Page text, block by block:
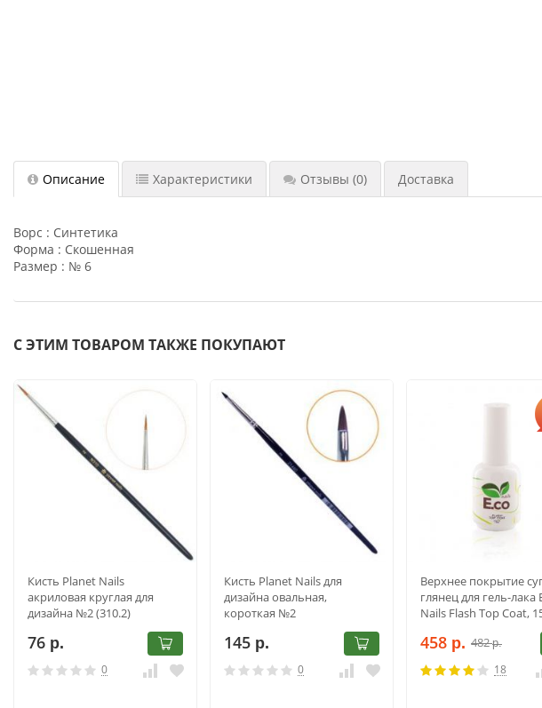
Описание Характеристики Отзывы (0) Доставка
Ворс : Синтетика
Форма : Скошенная
Размер : № 6
С ЭТИМ ТОВАРОМ ТАКЖЕ ПОКУПАЮТ
Кисть Planet Nails
акриловая круглая для
дизайна №2 (310.2)
76 р.
0
Кисть Planet Nails для
дизайна овальная,
короткая №2
145 р.
0
Верхнее покрытие
глянец для гель-лака
Nails Flash Top Coat,
458 р. 482р.
18